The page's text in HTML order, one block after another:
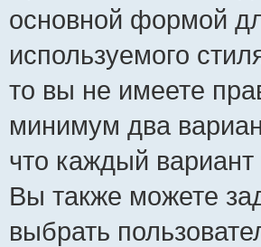
основной формой
используемого
то вы не имеете
минимум два
что каждый вариант
Вы также можете
выбрать